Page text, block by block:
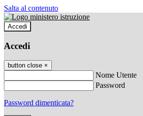
Salta al contenuto
Accedi
Accedi
button close ×
Nome Utente
Password
Password dimenticata?